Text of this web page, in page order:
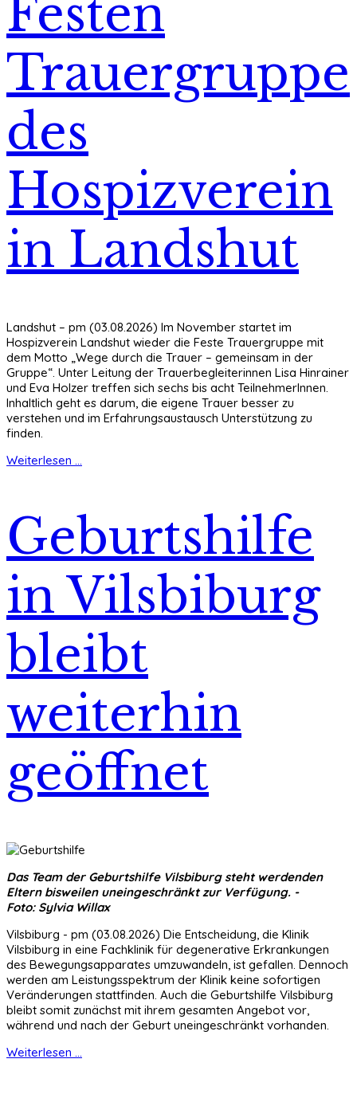
Festen
Trauergruppe
des
Hospizverein
in Landshut
Landshut – pm (03.08.2026) Im November startet im
Hospizverein Landshut wieder die Feste Trauergruppe mit
dem Motto „Wege durch die Trauer – gemeinsam in der
Gruppe“. Unter Leitung der Trauerbegleiterinnen Lisa Hinrainer
und Eva Holzer treffen sich sechs bis acht TeilnehmerInnen.
Inhaltlich geht es darum, die eigene Trauer besser zu
verstehen und im Erfahrungsaustausch Unterstützung zu
finden.
Weiterlesen ...
Geburtshilfe
in Vilsbiburg
bleibt
weiterhin
geöffnet
Das Team der Geburtshilfe Vilsbiburg steht werdenden
Eltern bisweilen uneingeschränkt zur Verfügung. -
Foto: Sylvia Willax
Vilsbiburg - pm (03.08.2026) Die Entscheidung, die Klinik
Vilsbiburg in eine Fachklinik für degenerative Erkrankungen
des Bewegungsapparates umzuwandeln, ist gefallen. Dennoch
werden am Leistungsspektrum der Klinik keine sofortigen
Veränderungen stattfinden. Auch die Geburtshilfe Vilsbiburg
bleibt somit zunächst mit ihrem gesamten Angebot vor,
während und nach der Geburt uneingeschränkt vorhanden.
Weiterlesen ...